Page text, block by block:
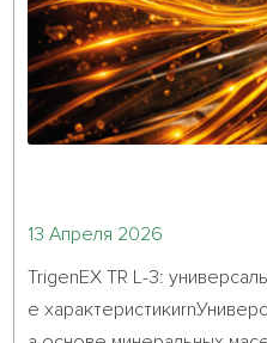
13 Апреля 2026
TrigenEX TR L-3:
е